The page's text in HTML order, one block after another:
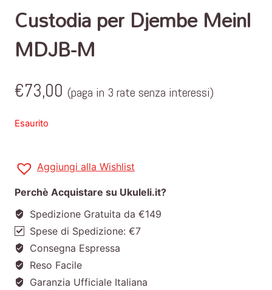
Custodia per Djembe Meinl
MDJB-M
€73,00 (paga in 3 rate senza interessi)
Esaurito
Aggiungi alla Wishlist
Perchè Acquistare su Ukuleli.it?
Spedizione Gratuita da €149
Spese di Spedizione: €7
Consegna Espressa
Reso Facile
Garanzia Ufficiale Italiana